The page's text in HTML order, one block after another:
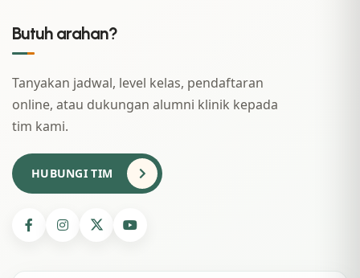
Butuh arahan?
Tanyakan jadwal, level kelas, pendaftaran
online, atau dukungan alumni klinik kepada
tim kami.
HUBUNGI TIM